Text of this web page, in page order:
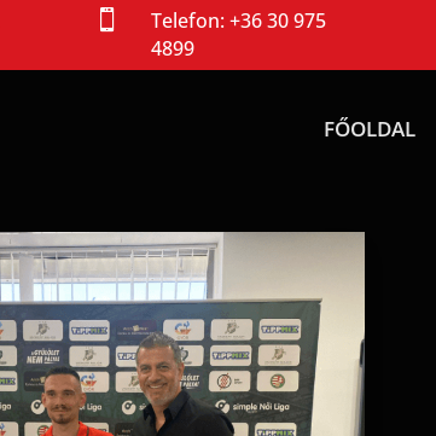
 Telefon:+36 30 975
4899
FŐOLDAL